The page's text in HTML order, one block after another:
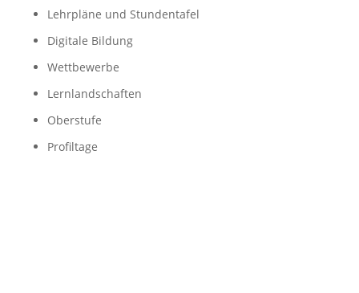
Lehrpläne und Stundentafel
Digitale Bildung
Wettbewerbe
Lernlandschaften
Oberstufe
Profiltage